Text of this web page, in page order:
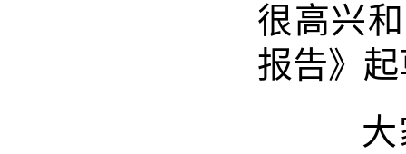
很高兴
报告》
大家